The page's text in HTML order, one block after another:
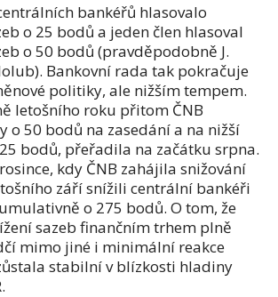
bankéřů hlasovalo
o 25 bodů a jeden člen hlasoval
o 50 bodů (pravděpodobně J.
Bankovní rada tak pokračuje
politiky, ale nižším tempem.
letošního roku přitom ČNB
o 50 bodů na zasedání a na nižší
bodů, přeřadila na začátku srpna.
kdy ČNB zahájila snižování
září snížili centrální bankéři
o 275 bodů. O tom, že
sazeb finančním trhem plně
mimo jiné i minimální reakce
stabilní v blízkosti hladiny